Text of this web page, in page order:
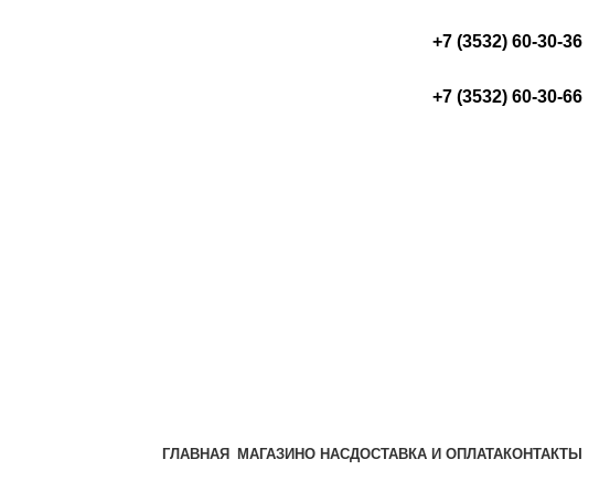
+7 (3532) 60-30-36
+7 (3532) 60-30-66
ГЛАВНАЯ МАГАЗИНО НАСДОСТАВКА И ОПЛАТАКОНТАКТЫ